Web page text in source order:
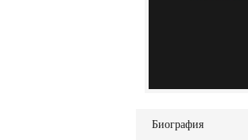
Биография